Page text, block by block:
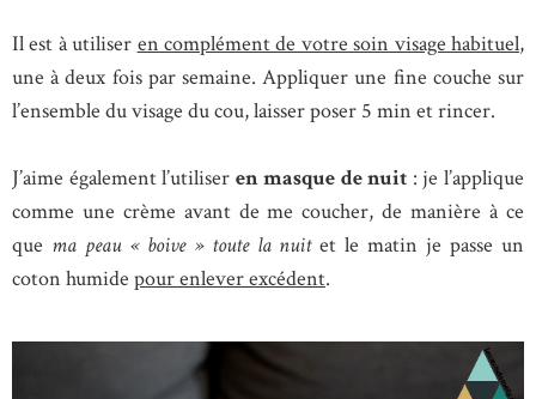
Il est à utiliser en complément de votre soin visage habituel,
une à deux fois par semaine. Appliquer une fine couche sur
l’ensemble du visage du cou, laisser poser 5 min et rincer.
J’aime également l’utiliser en masque de nuit : je l’applique
comme une crème avant de me coucher, de manière à ce
que ma peau « boive » toute la nuitet le matin je passe un
coton humide pour enlever excédent.